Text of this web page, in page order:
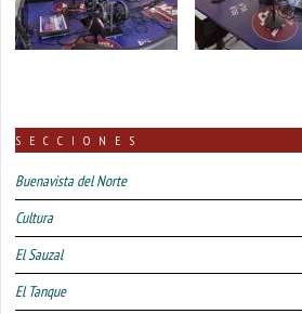
SECCIONES
Buenavista del Norte
Cultura
El Sauzal
El Tanque